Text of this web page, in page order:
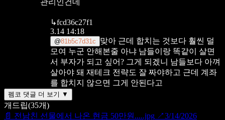
↳fcd36c27f1
3.14 14:18
@81b5c7d31c 맞아 근데 합치는 것보다 훨씬 덜
모여 누군 안해본줄 아냐 남들이랑 똑같이 살면
서 부자가 되고 싶어? 그게 되겠니 남들보다 아껴
살아야 돼 재테크 전략도 잘 짜야하고 근데 계좌
를 합치지 않으면 그게 안된다고
펨코 댓글 더 보기 ▼
개드립(35개)
📄 전남친 선물에서 나온 현금 50만원.....jpg ↗3/14/2026